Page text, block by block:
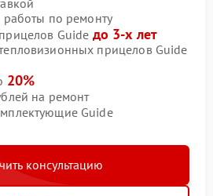
по ремонту
Guide до 3-х лет
прицелов Guide
20%
на ремонт
Guide
консультацию